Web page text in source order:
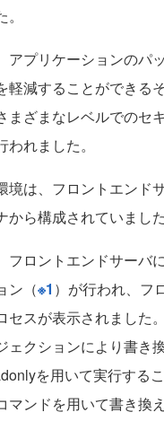
アプリケーションのパ
軽減することができる
まざまなレベルでのセ
われました。
境は、フロントエンド
から構成されていました
フロントエンドサーバ
ン（※1 ）が行われ、フ
セスが表示されました
ェクションにより書き
を用いて実行する
マンドを用いて書き換